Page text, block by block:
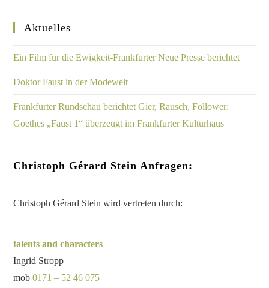
Aktuelles
Ein Film für die Ewigkeit-Frankfurter Neue Presse berichtet
Doktor Faust in der Modewelt
Frankfurter Rundschau berichtet Gier, Rausch, Follower:
Goethes „Faust 1“ überzeugt im Frankfurter Kulturhaus
Christoph Gérard Stein Anfragen:
Christoph Gérard Stein wird vertreten durch:
talents and characters
Ingrid Stropp
mob0171 – 52 46 075